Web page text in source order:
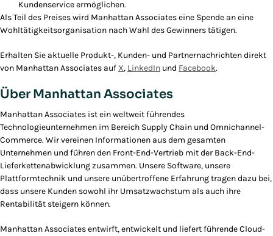
Kundenservice ermöglichen.
Als Teil des Preises wird Manhattan Associates eine Spende an eine
Wohltätigkeitsorganisation nach Wahl des Gewinners tätigen.
Erhalten Sie aktuelle Produkt-, Kunden- und Partnernachrichten direkt
von Manhattan Associates auf X, LinkedIn und Facebook.
Über Manhattan Associates
Manhattan Associates ist ein weltweit führendes
Technologieunternehmen im Bereich Supply Chain und Omnichannel-
Commerce. Wir vereinen Informationen aus dem gesamten
Unternehmen und führen den Front-End-Vertrieb mit der Back-End-
Lieferkettenabwicklung zusammen. Unsere Software, unsere
Plattformtechnik und unsere unübertroffene Erfahrung tragen dazu bei,
dass unsere Kunden sowohl ihr Umsatzwachstum als auch ihre
Rentabilität steigern können.
Manhattan Associates entwirft, entwickelt und liefert führende Cloud-